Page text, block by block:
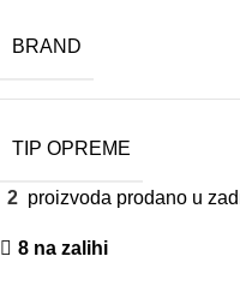
BRAND
TIP OPREME
2 proizvoda prodano u
8 na zalihi